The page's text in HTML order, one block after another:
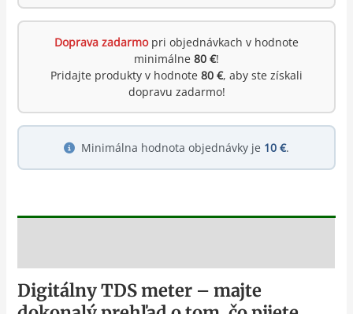
Doprava zadarmopri objednávkach v hodnote
minimálne 80 €!
Pridajte produkty v hodnote 80 €, aby ste získali
dopravu zadarmo!
Minimálna hodnota objednávky je 10 €.
Digitálny TDS meter – majte